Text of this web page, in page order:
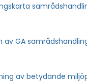
av GA
av betydande